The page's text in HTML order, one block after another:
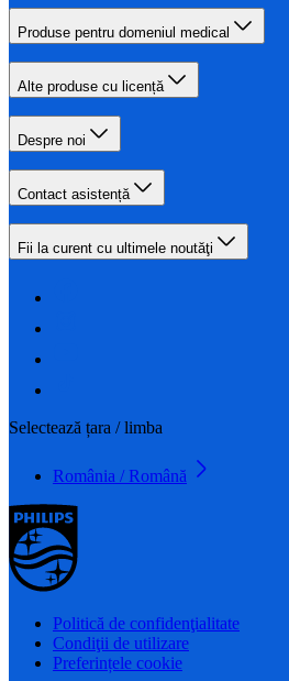
Produse pentru domeniul medical
Alte produse cu licență
Despre noi
Contact asistență
Fii la curent cu ultimele noutăţi
Selectează țara / limba
România / Română
Politică de confidenţialitate
Condiţii de utilizare
Preferințele cookie